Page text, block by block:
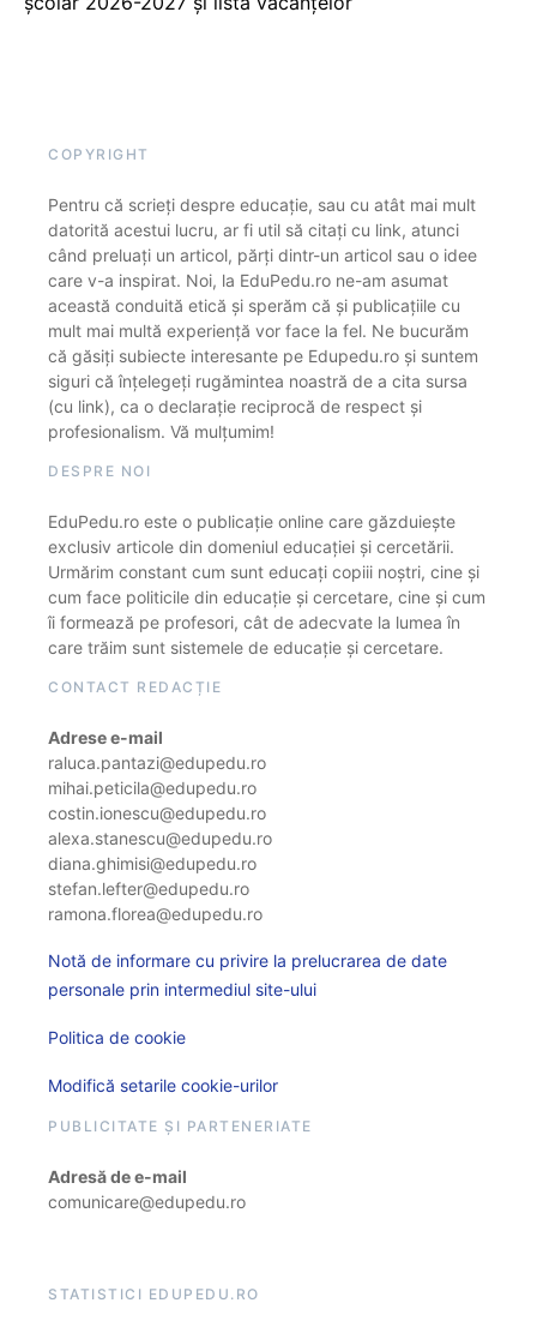
COPYRIGHT
Pentru că scrieți despre educație, sau cu atât mai mult
datorită acestui lucru, ar fi util să citați cu link, atunci
când preluați un articol, părți dintr-un articol sau o idee
care v-a inspirat. Noi, la EduPedu.ro ne-am asumat
această conduită etică și sperăm că și publicațiile cu
mult mai multă experiență vor face la fel. Ne bucurăm
că găsiți subiecte interesante pe Edupedu.ro și suntem
siguri că înțelegeți rugămintea noastră de a cita sursa
(cu link), ca o declarație reciprocă de respect și
profesionalism. Vă mulțumim!
DESPRE NOI
EduPedu.ro este o publicație online care găzduiește
exclusiv articole din domeniul educației și cercetării.
Urmărim constant cum sunt educați copiii noștri, cine și
cum face politicile din educație și cercetare, cine și cum
îi formează pe profesori, cât de adecvate la lumea în
care trăim sunt sistemele de educație și cercetare.
CONTACT REDACȚIE
Adrese e-mail
raluca.pantazi@edupedu.ro
mihai.peticila@edupedu.ro
costin.ionescu@edupedu.ro
alexa.stanescu@edupedu.ro
diana.ghimisi@edupedu.ro
stefan.lefter@edupedu.ro
ramona.florea@edupedu.ro
Notă de informare cu privire la prelucrarea de date
personale prin intermediul site-ului
Politica de cookie
Modifică setarile cookie-urilor
PUBLICITATE ȘI PARTENERIATE
Adresă de e-mail
comunicare@edupedu.ro
STATISTICI EDUPEDU.RO